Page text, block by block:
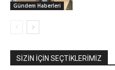
Gündem Haberleri
SIZIN İÇIN SEÇTIKLERIMIZ